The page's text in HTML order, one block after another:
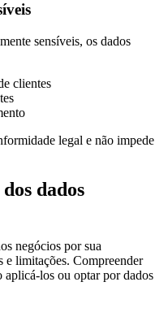
sensíveis, os dados
clientes
legal e não impede
dados
negócios por sua
e limitações. Compreender
aplicá-los ou optar por dados